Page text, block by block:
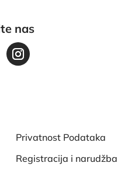
nas
Privatnost Podataka
Registracija i narudžba